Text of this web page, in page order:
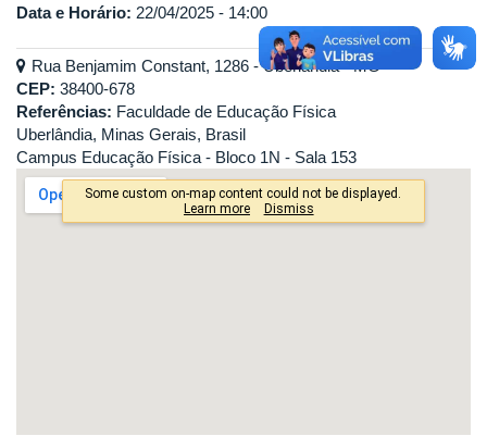
Data e Horário: 22/04/2025 - 14:00
Rua Benjamim Constant, 1286 - Uberlândia - MG
CEP: 38400-678
Referências: Faculdade de Educação Física
Uberlândia, Minas Gerais, Brasil
Campus Educação Física - Bloco 1N - Sala 153